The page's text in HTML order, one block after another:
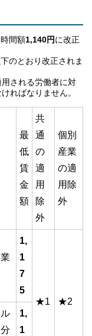
間額1,140円に改正
のとおり改正されま
される労働者に対
ればなりません。
最
低
賃
金
額
共
通
の
適
用
除
外
個別
産業
の適
用除
外
1,
1
7
5
★1
★2
1,
1